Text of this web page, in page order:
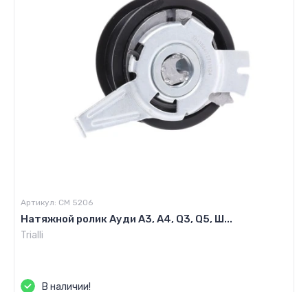
Артикул: CM 5206
Натяжной ролик Ауди А3, А4, Q3, Q5, Ш...
Trialli
В наличии!